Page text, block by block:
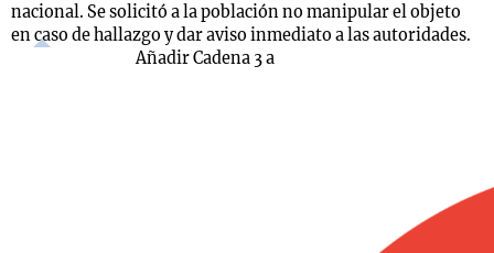
nacional. Se solicitó a la población no manipular el objeto
en caso de hallazgo y dar aviso inmediato a las autoridades.
Añadir Cadena 3 a